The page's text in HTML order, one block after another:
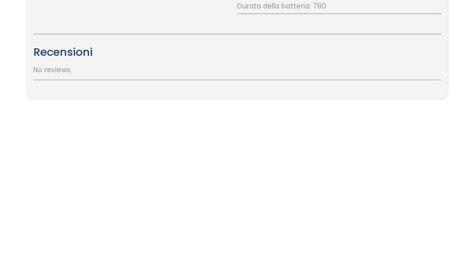
Durata della batteria: 780
Recensioni
No reviews.